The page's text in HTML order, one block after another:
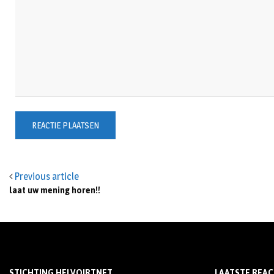
Previous article
laat uw mening horen!!